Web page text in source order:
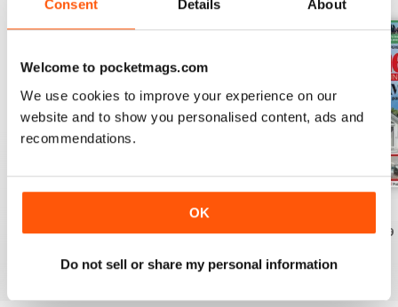
Consent Details About
Welcome to pocketmags.com
We use cookies to improve your experience on our
website and to show you personalised content, ads and
recommendations.
OK
Do not sell or share my personal information
Acquista per€3,49
July 2026
Acquista per€3,49
Acquista per€3,49